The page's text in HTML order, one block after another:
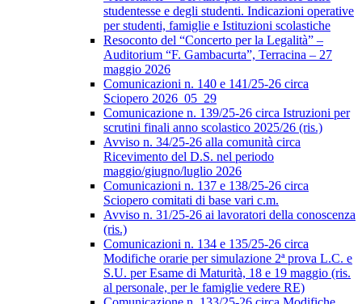
studentesse e degli studenti. Indicazioni operative
per studenti, famiglie e Istituzioni scolastiche
Resoconto del “Concerto per la Legalità” –
Auditorium “F. Gambacurta”, Terracina – 27
maggio 2026
Comunicazioni n. 140 e 141/25-26 circa
Sciopero 2026_05_29
Comunicazione n. 139/25-26 circa Istruzioni per
scrutini finali anno scolastico 2025/26 (ris.)
Avviso n. 34/25-26 alla comunità circa
Ricevimento del D.S. nel periodo
maggio/giugno/luglio 2026
Comunicazioni n. 137 e 138/25-26 circa
Sciopero comitati di base vari c.m.
Avviso n. 31/25-26 ai lavoratori della conoscenza
(ris.)
Comunicazioni n. 134 e 135/25-26 circa
Modifiche orarie per simulazione 2ª prova L.C. e
S.U. per Esame di Maturità, 18 e 19 maggio (ris.
al personale, per le famiglie vedere RE)